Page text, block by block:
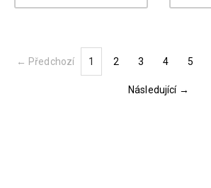
← Předchozí 1(current)
2 3 4 5
Následující →